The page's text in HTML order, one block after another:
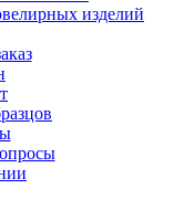
изделий